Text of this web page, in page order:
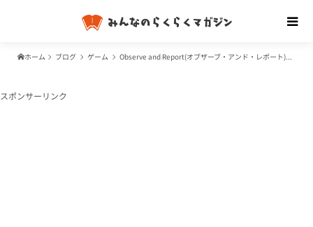
ホーム ブログ ゲーム Observe and Report(オブザーブ・アンド・レポート)とは？どんなゲーム？Steam以外でもプレイできる？日本語でもプレイ可？
スポンサーリンク